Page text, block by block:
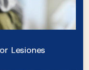
Lesiones